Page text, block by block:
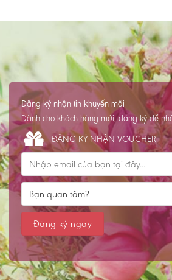
Đăng ký nhận tin khuyến mãi
Dành cho khách hàng mới, đăng ký để
ĐĂNG KÝ NHẬN VOUCHER